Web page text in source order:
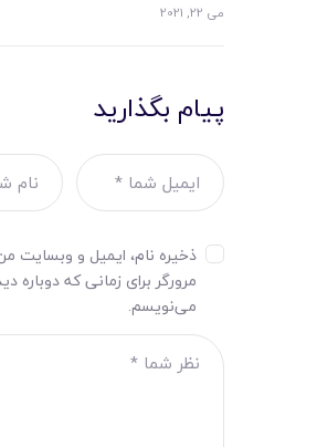
می 22, 2021
پیام بگذارید
ذخیره نام، ایمیل و وبسایت
مرورگر برای زمانی که دوباره
می‌نویسم.